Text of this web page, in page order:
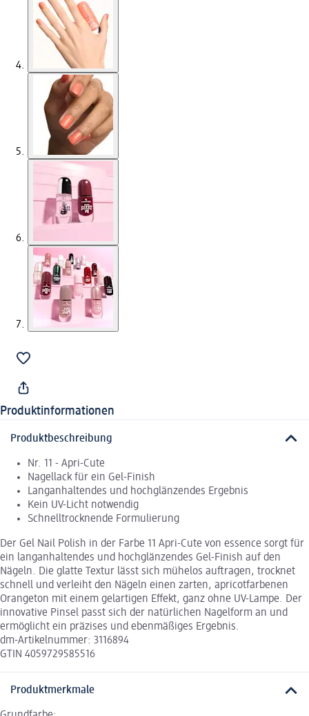
Produktinformationen
Produktbeschreibung
Nr. 11 - Apri-Cute
Nagellack für ein Gel-Finish
Langanhaltendes und hochglänzendes Ergebnis
Kein UV-Licht notwendig
Schnelltrocknende Formulierung
Der Gel Nail Polish in der Farbe 11 Apri-Cute von essence sorgt für
ein langanhaltendes und hochglänzendes Gel-Finish auf den
Nägeln. Die glatte Textur lässt sich mühelos auftragen, trocknet
schnell und verleiht den Nägeln einen zarten, apricotfarbenen
Orangeton mit einem gelartigen Effekt, ganz ohne UV-Lampe. Der
innovative Pinsel passt sich der natürlichen Nagelform an und
ermöglicht ein präzises und ebenmäßiges Ergebnis.
dm-Artikelnummer: 3116894
GTIN 4059729585516
Produktmerkmale